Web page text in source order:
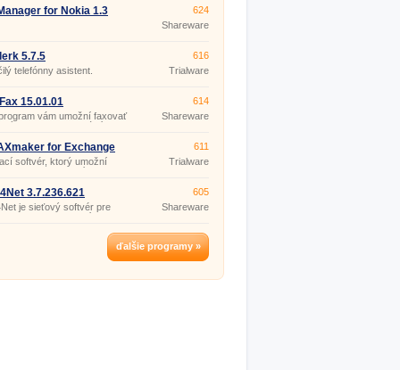
for Nokia 1.3
624
Shareware
5.7.5
telefónny asistent.
616
Trialware
15.01.01
vám umožní faxovať
windows aplikácií
614
Shareware
for Exchange
softvér, ktorý umožní
odosielanie a príjem faxov
Exchange 2000-2013
SMTP
serveru.
611
Trialware
3.7.236.621
je sieťový softvér pre
a zasielanie aj príjem
faxovací softvér
605
Shareware
ďalšie programy »